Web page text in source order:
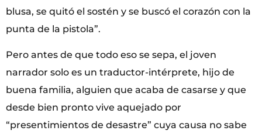
blusa, se quitó el sostén y se buscó el corazón con la
punta de la pistola”.
Pero antes de que todo eso se sepa, el joven
narrador solo es un traductor-intérprete, hijo de
buena familia, alguien que acaba de casarse y que
desde bien pronto vive aquejado por
“presentimientos de desastre” cuya causa no sabe